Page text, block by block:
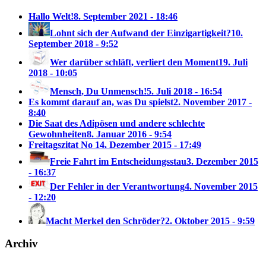
Hallo Welt!8. September 2021 - 18:46
Lohnt sich der Aufwand der Einzigartigkeit?10.
September 2018 - 9:52
Wer darüber schläft, verliert den Moment19. Juli
2018 - 10:05
Mensch, Du Unmensch!5. Juli 2018 - 16:54
Es kommt darauf an, was Du spielst2. November 2017 -
8:40
Die Saat des Adipösen und andere schlechte
Gewohnheiten8. Januar 2016 - 9:54
Freitagszitat No 14. Dezember 2015 - 17:49
Freie Fahrt im Entscheidungsstau3. Dezember 2015
- 16:37
Der Fehler in der Verantwortung4. November 2015
- 12:20
Macht Merkel den Schröder?2. Oktober 2015 - 9:59
Archiv